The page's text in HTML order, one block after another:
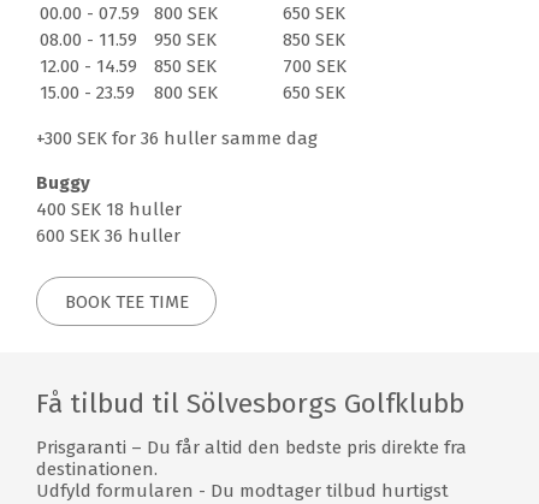
Når du har spillet første halvdel, har du 9 fantastiske
huller foran dig. Golfbanens bedste par 3 hul er 11’eren,
hvor søen sætter din præcision på prøve. Hul 13 er et
ganske kort par 5 hul. Her spiller du ned mod havet,
huller er hul 15, som er en hård udfordring for selv den
bedste. Hul 17 spilles langs havet fra tee til green. Det
afsluttende hul 18 følger Sölvesborgsvigen og udsigten
ind mod Sölvesborgs by er rigtig smuk.
Anlægget omfatter også en restaurant, hvor det ikke
restaurantens vellavede og gode mad. Derudover finder
du en kiosk ved hul 9.
Overnatning
00.00 - 07.59
800 SEK
650 SEK
08.00 - 11.59
950 SEK
850 SEK
12.00 - 14.59
850 SEK
700 SEK
15.00 - 23.59
800 SEK 650 SEK
+300 SEK for 36 huller samme dag
Buggy
400 SEK 18 huller
600 SEK 36 huller
BOOK TEE TIME
Få tilbud til Sölvesborgs Golfklubb
Prisgaranti – Du får altid den bedste pris direkte fra
destinationen.
Udfyld formularen - Du modtager tilbud hurtigst